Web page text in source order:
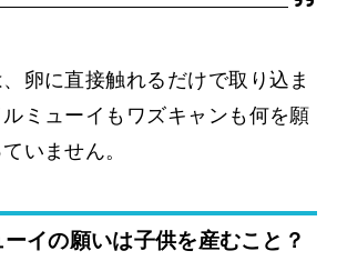
卵に直接触れるだけで取り込ま
ミューイもワズキャンも何を願
いません。
イの願いは子供を産むこと？